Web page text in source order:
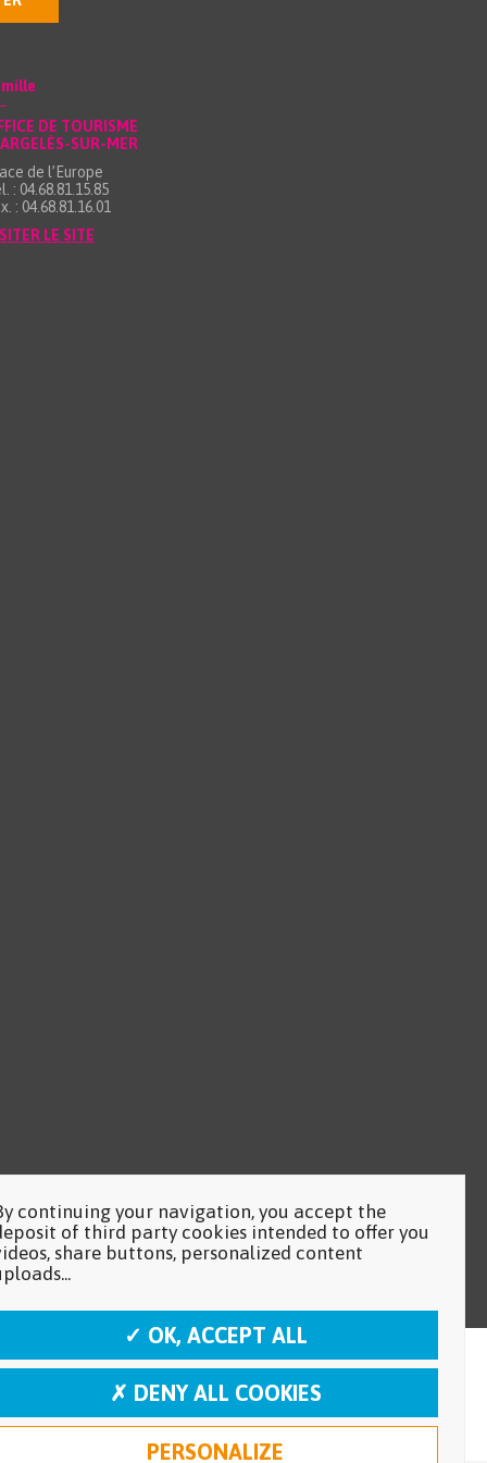
DE TOURISME
SUR-MER
de l’Europe
: 04.68.81.15.85
: 04.68.81.16.01
LE SITE
continuing your navigation, you accept the
of third party cookies intended to offer you
share buttons, personalized content
✓ OK, ACCEPT ALL
✗ DENY ALL COOKIES
PERSONALIZE